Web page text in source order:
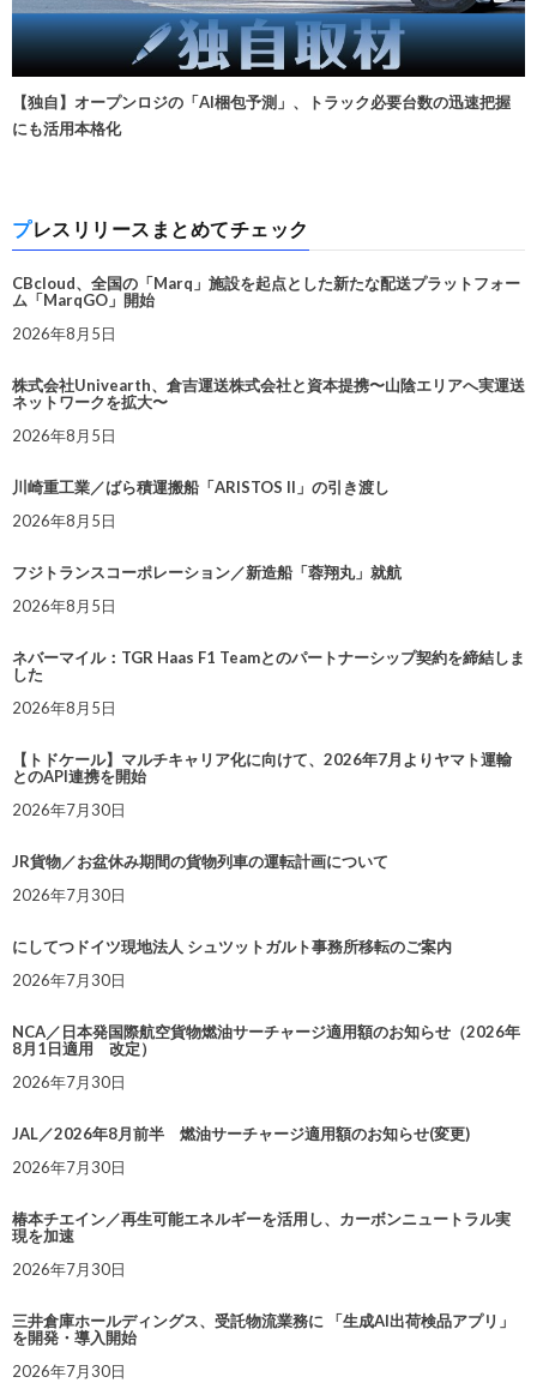
【独自】オープンロジの「AI梱包予測」、トラック必要台数の迅速把握
にも活用本格化
プレスリリースまとめてチェック
CBcloud、全国の「Marq」施設を起点とした新たな配送プラットフォー
ム「MarqGO」開始
2026年8月5日
株式会社Univearth、倉吉運送株式会社と資本提携〜山陰エリアへ実運送
ネットワークを拡大〜
2026年8月5日
川崎重工業／ばら積運搬船「ARISTOS II」の引き渡し
2026年8月5日
フジトランスコーポレーション／新造船「蓉翔丸」就航
2026年8月5日
ネバーマイル：TGR Haas F1 Teamとのパートナーシップ契約を締結しま
した
2026年8月5日
【トドケール】マルチキャリア化に向けて、2026年7月よりヤマト運輸
とのAPI連携を開始
2026年7月30日
JR貨物／お盆休み期間の貨物列車の運転計画について
2026年7月30日
にしてつドイツ現地法人 シュツットガルト事務所移転のご案内
2026年7月30日
NCA／日本発国際航空貨物燃油サーチャージ適用額のお知らせ（2026年
8月1日適用 改定）
2026年7月30日
JAL／2026年8月前半 燃油サーチャージ適用額のお知らせ(変更)
2026年7月30日
椿本チエイン／再生可能エネルギーを活用し、カーボンニュートラル実
現を加速
2026年7月30日
三井倉庫ホールディングス、受託物流業務に 「生成AI出荷検品アプリ」
を開発・導入開始
2026年7月30日